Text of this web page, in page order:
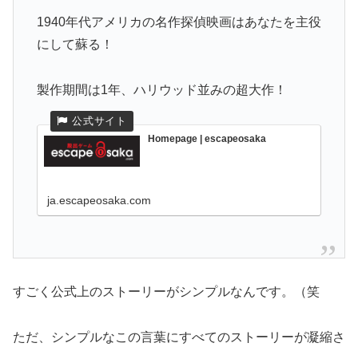
1940年代アメリカの名作探偵映画はあなたを主役
にして蘇る！
製作期間は1年、ハリウッド並みの超大作！
Homepage | escapeosaka
ja.escapeosaka.com
すごく公式上のストーリーがシンプルなんです。（笑
ただ、シンプルなこの言葉にすべてのストーリーが凝縮さ